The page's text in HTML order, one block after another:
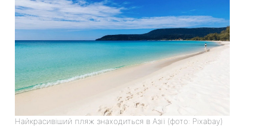
Найкрасивіший пляж знаходиться в Азії (фото: Pixabay)